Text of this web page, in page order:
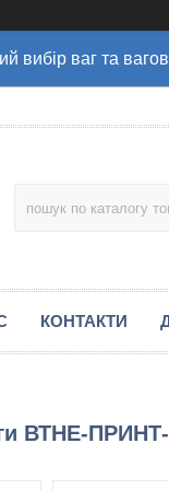
вибір ваг та
КОНТАКТИ
ВТНЕ-